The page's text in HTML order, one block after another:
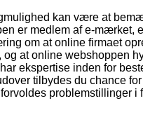
kan være at
er medlem af e-mærket,
om at online firmaet
og at online webshoppen
ekspertise inden for
tilbydes du chance
problemstillinger i